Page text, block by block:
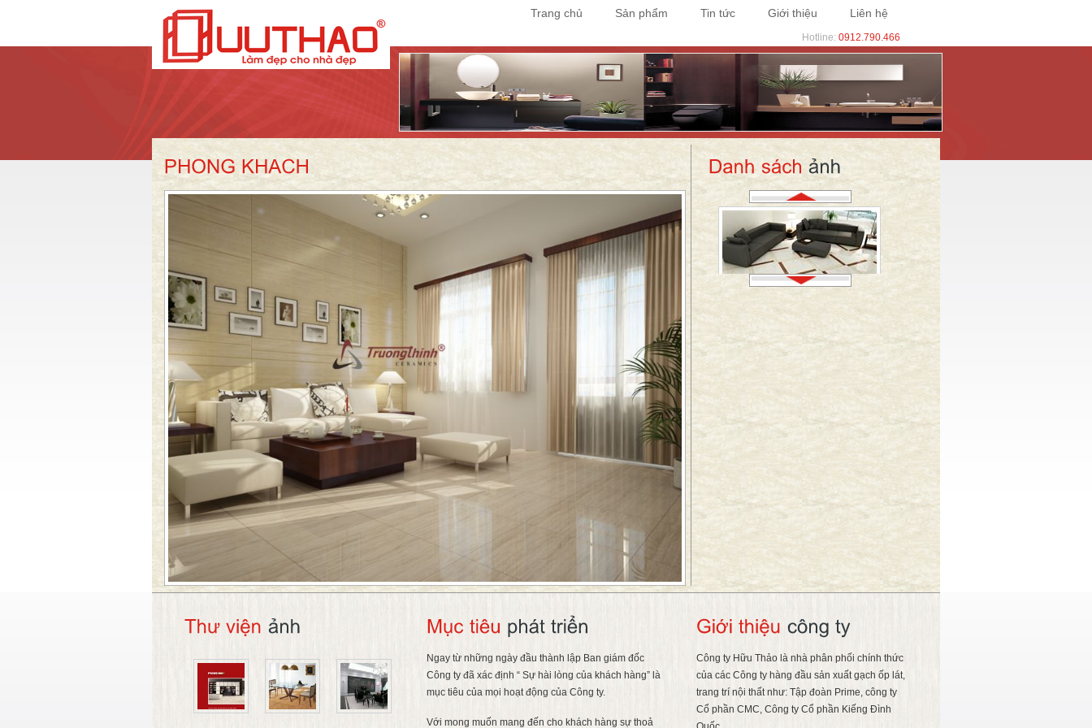
Trang chủ Sản phẩm Tin tức Giới thiệu Liên hệ
Hotline: 0912.790.466
Ngay từ những ngày đầu thành lập Ban giám đốc
Công ty đã xác định “ Sự hài lòng của khách hàng” là
mục tiêu của mọi hoạt động của Công ty.
Với mong muốn mang đến cho khách hàng sự thoả
Công ty Hữu Thảo là nhà phân phối chính thức
của các Công ty hàng đầu sản xuất gạch ốp lát,
trang trí nội thất như: Tập đoàn Prime, công ty
Cổ phần CMC, Công ty Cổ phần Kiếng Đình